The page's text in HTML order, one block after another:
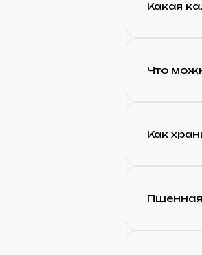
Какая
Что
Как
Пшенная